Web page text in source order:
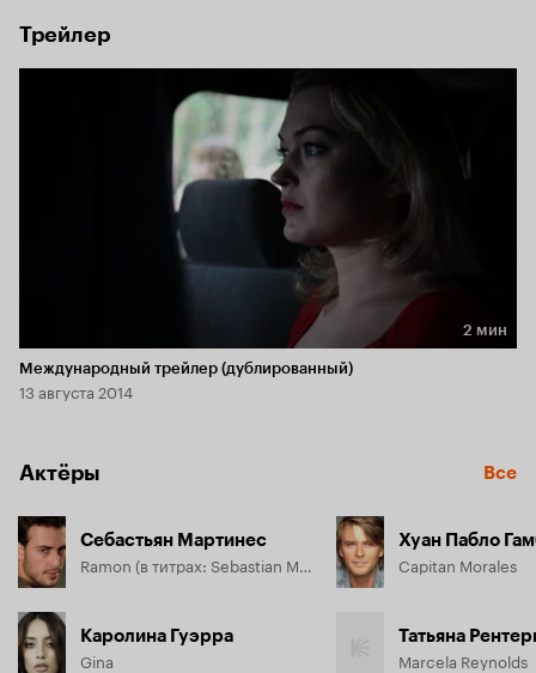
которую герои навлекают на себя большие неприятности.
Трейлер
Длительность 2 мин
2 мин
Международный трейлер (дублированный)
13 августа 2014
Актёры Все
Себастьян Мартинес
Каролина Гуэрра
Gina
Хуан Пабло
Capitan Morales
Татьяна
Marcela Reynolds